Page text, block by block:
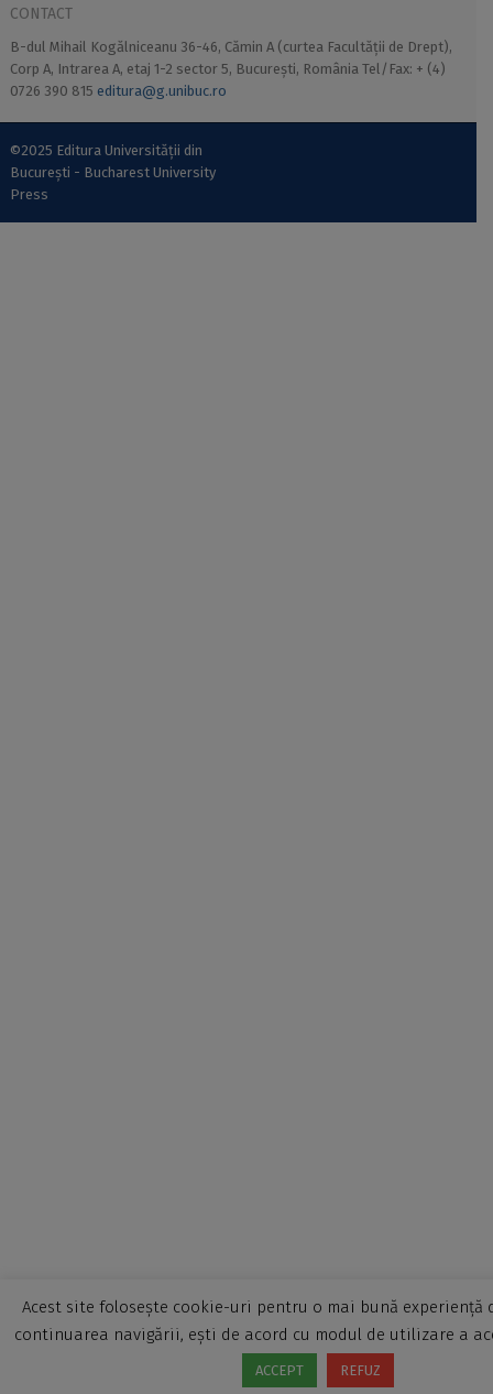
CONTACT
B-dul Mihail Kogălniceanu 36-46, Cămin A (curtea Facultății de Drept),
Corp A, Intrarea A, etaj 1-2 sector 5, București, România Tel/Fax: + (4)
0726 390 815 editura@g.unibuc.ro
©2025 Editura Universității din
București - Bucharest University
Press
Acest site folosește cookie-uri pentru o mai bună experiență
continuarea navigării, ești de acord cu modul de utilizare a
ACCEPT REFUZ